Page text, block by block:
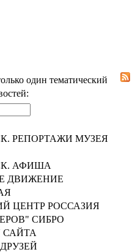
один тематический
РЕПОРТАЖИ МУЗЕЯ
АФИША
ДВИЖЕНИЕ
ЦЕНТР РОССАЗИЯ
СИБРО
САЙТА